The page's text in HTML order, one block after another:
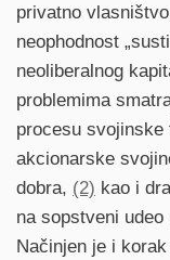
privatno
neophodnost
neoliberalnog
problemima
procesu
akcionarske
dobra, (2) kao i
na sopstveni
Načinjen je i